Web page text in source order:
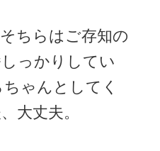
ちらはご存知の
っかりしてい
ゃんとしてく
大丈夫。